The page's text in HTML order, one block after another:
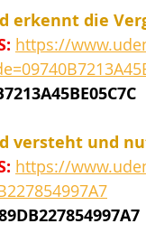
erkennt die
https://
versteht und
https://